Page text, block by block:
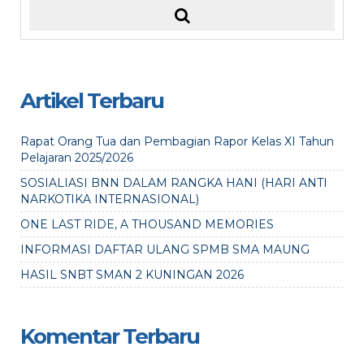
Artikel Terbaru
Rapat Orang Tua dan Pembagian Rapor Kelas XI Tahun
Pelajaran 2025/2026
SOSIALIASI BNN DALAM RANGKA HANI (HARI ANTI
NARKOTIKA INTERNASIONAL)
ONE LAST RIDE, A THOUSAND MEMORIES
INFORMASI DAFTAR ULANG SPMB SMA MAUNG
HASIL SNBT SMAN 2 KUNINGAN 2026
Komentar Terbaru